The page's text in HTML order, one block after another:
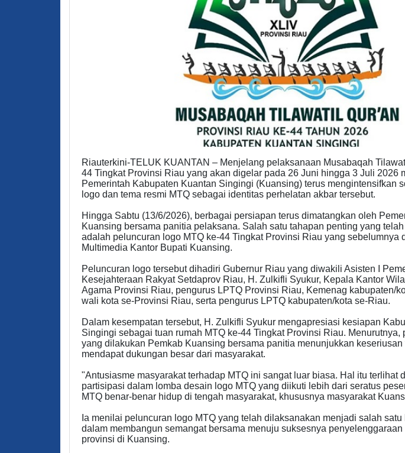
Riauterkini-TELUK KUANTAN – Menjelang pelaksanaan Musabaqah
44 Tingkat Provinsi Riau yang akan digelar pada 26 Juni hingga 3 Juli 2026
Pemerintah Kabupaten Kuantan Singingi (Kuansing) terus mengintensifkan
logo dan tema resmi MTQ sebagai identitas perhelatan akbar tersebut.
Hingga Sabtu (13/6/2026), berbagai persiapan terus dimatangkan oleh
Kuansing bersama panitia pelaksana. Salah satu tahapan penting yang
adalah peluncuran logo MTQ ke-44 Tingkat Provinsi Riau yang sebelumnya
Multimedia Kantor Bupati Kuansing.
Peluncuran logo tersebut dihadiri Gubernur Riau yang diwakili Asisten I
Kesejahteraan Rakyat Setdaprov Riau, H. Zulkifli Syukur, Kepala Kantor
Agama Provinsi Riau, pengurus LPTQ Provinsi Riau, Kemenag kabupaten/
wali kota se-Provinsi Riau, serta pengurus LPTQ kabupaten/kota se-Riau.
Dalam kesempatan tersebut, H. Zulkifli Syukur mengapresiasi kesiapan
Singingi sebagai tuan rumah MTQ ke-44 Tingkat Provinsi Riau. Menurutnya,
yang dilakukan Pemkab Kuansing bersama panitia menunjukkan keseriusan
mendapat dukungan besar dari masyarakat.
"Antusiasme masyarakat terhadap MTQ ini sangat luar biasa. Hal itu terlihat
partisipasi dalam lomba desain logo MTQ yang diikuti lebih dari seratus
MTQ benar-benar hidup di tengah masyarakat, khususnya masyarakat
Ia menilai peluncuran logo MTQ yang telah dilaksanakan menjadi salah
dalam membangun semangat bersama menuju suksesnya penyelenggaraan
provinsi di Kuansing.